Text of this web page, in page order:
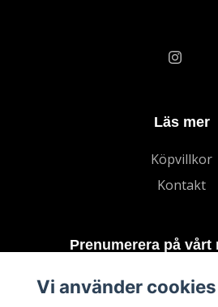
Läs mer
Köpvillkor
Kontakt
Prenumerera på vårt
Vi använder cookies